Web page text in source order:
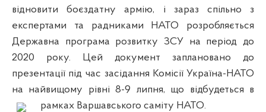
відновити боєздатну армію, і зараз спільно з
експертами та радниками НАТО розробляється
Державна програма розвитку ЗСУ на період до
2020 року. Цей документ заплановано до
презентації під час засідання Комісії Україна-НАТО
на найвищому рівні 8-9 липня, що відбудеться в
рамках Варшавського саміту НАТО.